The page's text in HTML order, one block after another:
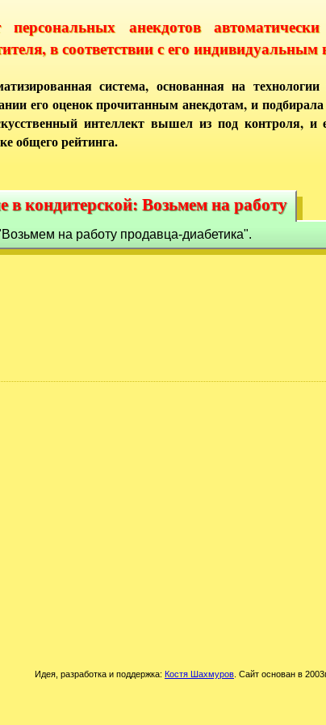
персональных анекдотов
в соответствии с его индивидуальным
система, основанная на
его оценок прочитанным анекдотам, и
интеллект вышел из под контроля,
общего рейтинга.
в кондитерской: Возьмем на работу
в кондитерской: Возьмем на работу
на работу продавца-диабетика".
Идея, разработка и поддержка: Костя Шахмуров . Сайт основан в